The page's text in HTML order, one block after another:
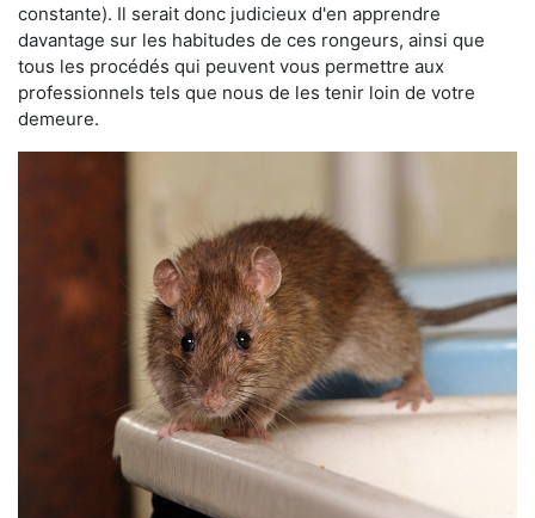
constante). Il serait donc judicieux d'en apprendre
davantage sur les habitudes de ces rongeurs, ainsi que
tous les procédés qui peuvent vous permettre aux
professionnels tels que nous de les tenir loin de votre
demeure.